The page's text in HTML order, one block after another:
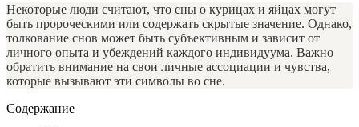
Некоторые люди считают, что сны о курицах и яйцах могут
быть пророческими или содержать скрытые значение. Однако,
толкование снов может быть субъективным и зависит от
личного опыта и убеждений каждого индивидуума. Важно
обратить внимание на свои личные ассоциации и чувства,
которые вызывают эти символы во сне.
Содержание